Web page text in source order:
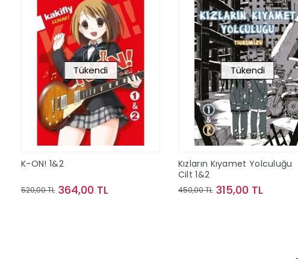
Tükendi
K-ON! 1&2
520,00 TL 364,00 TL
Tükendi
Kızların Kıyamet Yolculuğu
Cilt 1&2
450,00 TL 315,00 TL